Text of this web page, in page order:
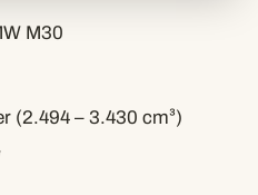
M30
(2.494 – 3.430 cm³)